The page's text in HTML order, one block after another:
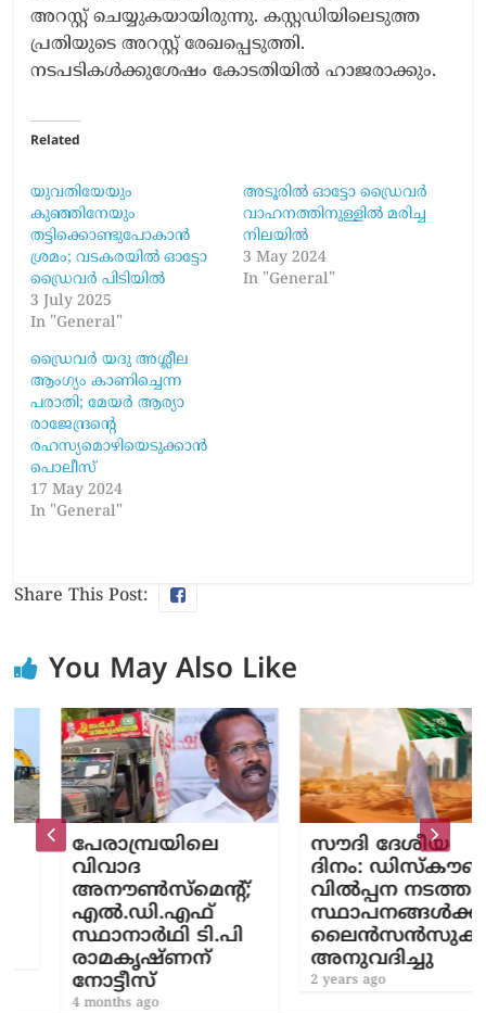
അറസ്റ്റ് ചെയ്യുകയായിരുന്നു. കസ്റ്റഡിയിലെടുത്ത
പ്രതിയുടെ അറസ്റ്റ് രേഖപ്പെടുത്തി.
നടപടികള്‍ക്കുശേഷം കോടതിയില്‍ ഹാജരാക്കും.
Related
യുവതിയേയും
കുഞ്ഞിനേയും
തട്ടിക്കൊണ്ടുപോകാന്‍
ശ്രമം; വടകരയില്‍ ഓട്ടോ
ഡ്രൈവര്‍ പിടിയില്‍
3 July 2025
In "General"
അടൂരിൽ ഓട്ടോ ഡ്രൈവര്‍
വാഹനത്തിനുള്ളിൽ മരിച്ച
നിലയിൽ
3 May 2024
In "General"
ഡ്രൈവര്‍ യദു അശ്ലീല
ആംഗ്യം കാണിച്ചെന്ന
പരാതി; മേയര്‍ ആര്യാ
രാജേന്ദ്രന്റെ
രഹസ്യമൊഴിയെടുക്കാന്‍
പൊലീസ്
17 May 2024
In "General"
Share This Post:
You May Also Like
പേരാമ്പ്രയിലെ
വിവാദ
അനൗൺസ്മെന്‍റ്;
എൽ.ഡി.എഫ്
സ്ഥാനാർഥി ടി.പി
രാമകൃഷ്ണന്
നോട്ടീസ്
4 months ago
സൗദി ദേശീയ
ദിനം: ഡിസ്‌കൗണ്ട്
വിൽപ്പന നടത്താൻ
സ്ഥാപനങ്ങൾക്ക്
ലൈൻസൻസുകൾ
അനുവദിച്ചു
2 years ago